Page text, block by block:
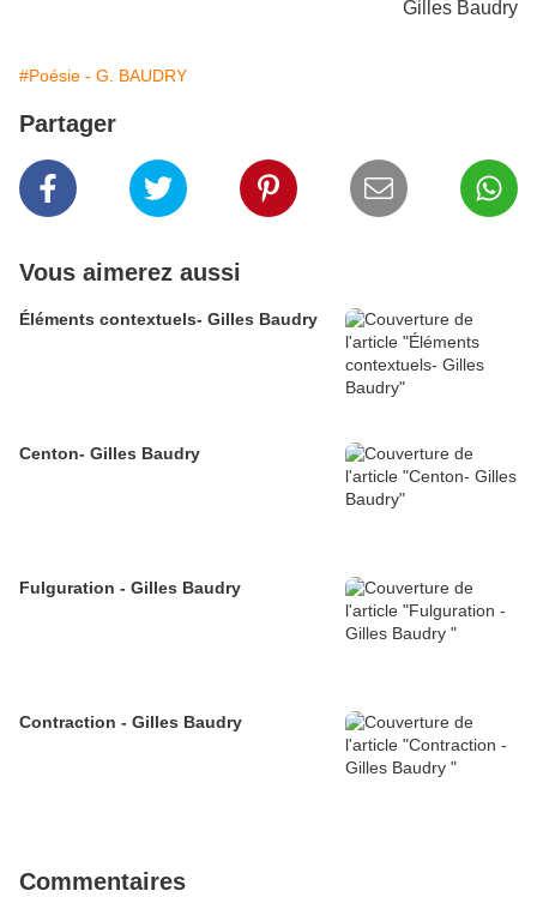
Gilles Baudry
#Poésie - G. BAUDRY
Partager
Vous aimerez aussi
Éléments contextuels- Gilles Baudry
Centon- Gilles Baudry
Fulguration - Gilles Baudry
Contraction - Gilles Baudry
Commentaires